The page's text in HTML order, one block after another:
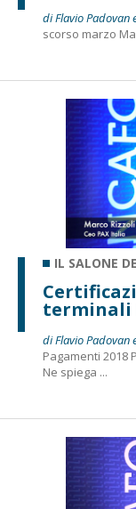
di Flavio
scorso marzo
IL SALONE
terminali
di Flavio
Pagamenti 2018
Ne spiega ...